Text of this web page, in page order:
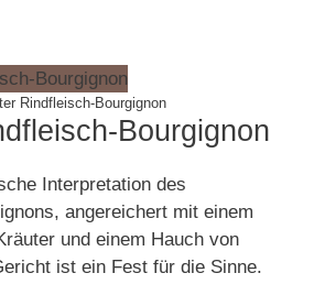
Rindfleisch-Bourgignon
Bourgignon
Interpretation des
angereichert mit einem
und einem Hauch von
ist ein Fest für die Sinne.